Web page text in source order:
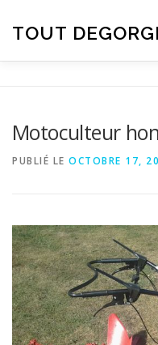
TOUT
Motoculteur
PUBLIÉ LE OCTOBRE 17,